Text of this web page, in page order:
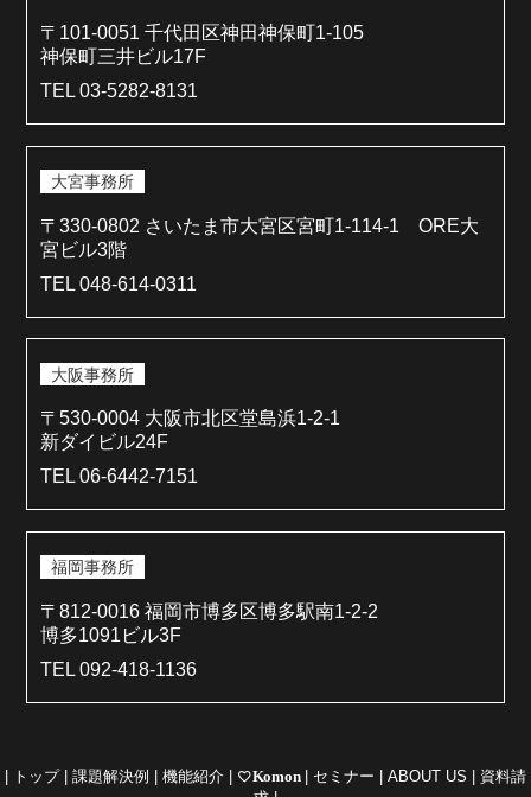
〒101-0051 千代田区神田神保町1-105
神保町三井ビル17F
TEL 03-5282-8131
大宮事務所
〒330-0802 さいたま市大宮区宮町1-114-1 ORE大
宮ビル3階
TEL 048-614-0311
大阪事務所
〒530-0004 大阪市北区堂島浜1-2-1
新ダイビル24F
TEL 06-6442-7151
福岡事務所
〒812-0016 福岡市博多区博多駅南1-2-2
博多1091ビル3F
TEL 092-418-1136
トップ 課題解決例 機能紹介 favorite_borderKomon セミナー ABOUT US
資料請